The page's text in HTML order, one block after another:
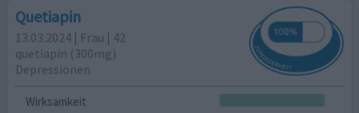
Quetiapin
13.03.2024 | Frau | 42
quetiapin (300mg)
Depressionen
Wirksamkeit